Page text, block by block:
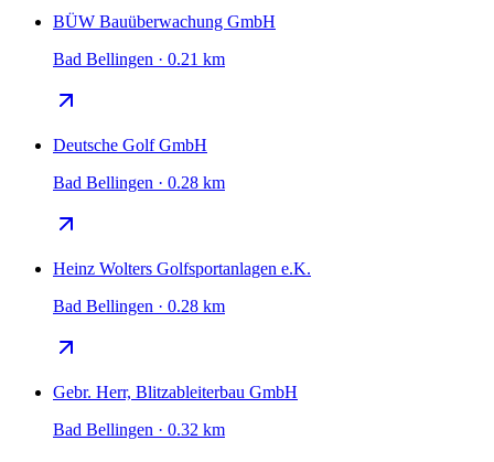
BÜW Bauüberwachung GmbH
Bad Bellingen · 0.21 km
Deutsche Golf GmbH
Bad Bellingen · 0.28 km
Heinz Wolters Golfsportanlagen e.K.
Bad Bellingen · 0.28 km
Gebr. Herr, Blitzableiterbau GmbH
Bad Bellingen · 0.32 km